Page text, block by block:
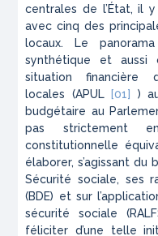
centrales de l’État, il
avec cinq des
locaux. Le
synthétique et
situation financière
locales (APUL
[01]
)
budgétaire au
pas strictement
constitutionnelle
élaborer, s’agissant
Sécurité sociale, ses
(BDE) et sur
sécurité sociale
féliciter d’une telle